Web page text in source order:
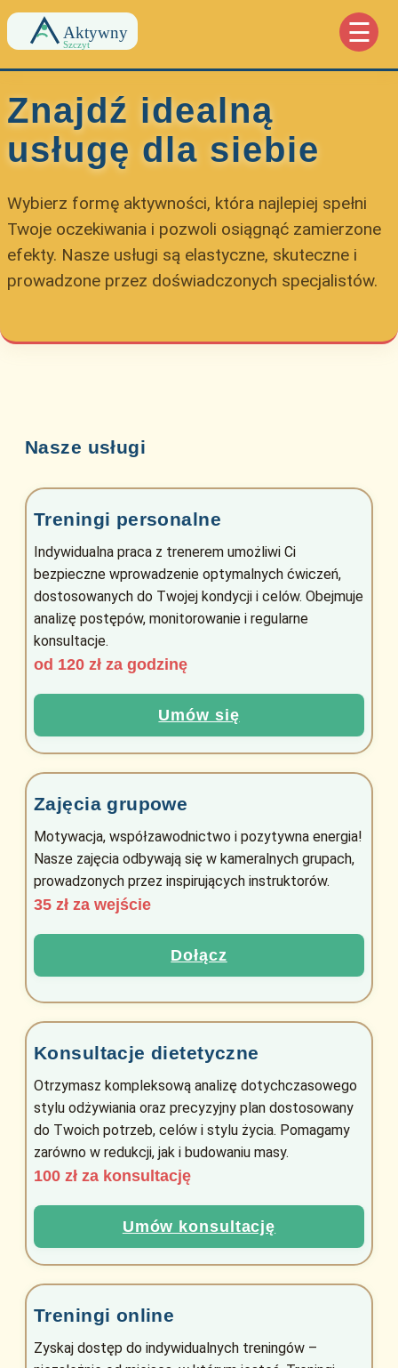
☰
Znajdź idealną
usługę dla siebie
Wybierz formę aktywności, która najlepiej spełni
Twoje oczekiwania i pozwoli osiągnąć zamierzone
efekty. Nasze usługi są elastyczne, skuteczne i
prowadzone przez doświadczonych specjalistów.
Nasze usługi
Treningi personalne
Indywidualna praca z trenerem umożliwi Ci
bezpieczne wprowadzenie optymalnych ćwiczeń,
dostosowanych do Twojej kondycji i celów. Obejmuje
analizę postępów, monitorowanie i regularne
konsultacje.
od 120 zł za godzinę
Umów się
Zajęcia grupowe
Motywacja, współzawodnictwo i pozytywna energia!
Nasze zajęcia odbywają się w kameralnych grupach,
prowadzonych przez inspirujących instruktorów.
35 zł za wejście
Dołącz
Konsultacje dietetyczne
Otrzymasz kompleksową analizę dotychczasowego
stylu odżywiania oraz precyzyjny plan dostosowany
do Twoich potrzeb, celów i stylu życia. Pomagamy
zarówno w redukcji, jak i budowaniu masy.
100 zł za konsultację
Umów konsultację
Treningi online
Zyskaj dostęp do indywidualnych treningów –